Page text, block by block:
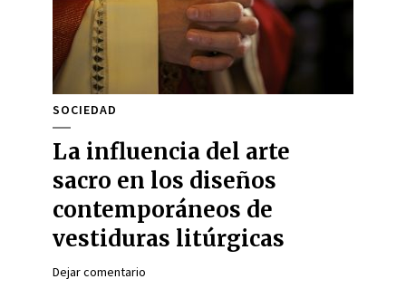
SOCIEDAD
La influencia del arte
sacro en los diseños
contemporáneos de
vestiduras litúrgicas
Dejar comentario